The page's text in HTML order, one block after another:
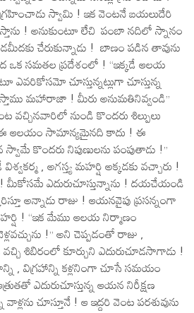
స్వామి ! ఇక వెంటనే బయలుదేరి
! అనుకుంటూ లేచి పంబా నదిలో స్నానం
చేరుకున్నాడు ! బాణం పడిన తావును
ఒక సమతల ప్రదేశంలో ! ‘‘ఇక్కడే ఆలయ
ఎవరికోసమో చూస్తున్నట్లుగా చూస్తున్న
మహారాజా ! మీరు అనుమతినివ్వండి’’
వచ్చినవారిలో నుండి కొందరు శిల్పులు
! ఈ ఆలయం సామాన్యమైనది కాదు ! ఈ
కొందరు నిపుణులను పంపుతాడు !’’
, అగస్త్య మహర్షి అక్కడకు వచ్చారు !
మీకోసమే ఎదురుచూస్తున్నాను ! దయచేయండి
అన్నాడు రాజు ! ఆయనవైపు ప్రసన్నంగా
! ‘‘ఇక మేము ఆలయ నిర్మాణం
!’’ అని చెప్పడంతో రాజు ,
శిబిరంలో కూర్చుని ఎదురుచూడసాగాడు !
, విగ్రహాన్ని కళ్లనింగా చూసే సమయం
ఎదురుచూస్తున్న ఆయన నిరీక్షణ
చూస్తూనే ! ఆ ఇద్దరి వెంట పరశువును